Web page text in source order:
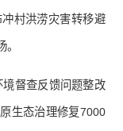
村洪涝灾害转移避
督查反馈问题整改
生态治理修复7000